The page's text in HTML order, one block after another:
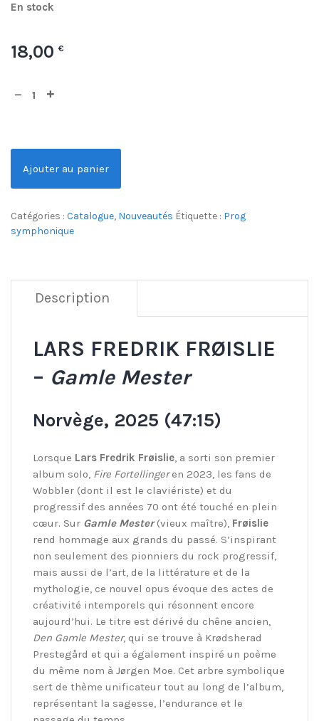
En stock
18,00 €
Ajouter au panier
Catégories : Catalogue, Nouveautés Étiquette : Prog
symphonique
Description
LARS FREDRIK FRØISLIE
– Gamle Mester
Norvège, 2025 (47:15)
Lorsque Lars Fredrik Frøislie, a sorti son premier
album solo, Fire Fortellingeren 2023, les fans de
Wobbler (dont il est le claviériste) et du
progressif des années 70 ont été touché en plein
cœur. Sur Gamle Mester(vieux maître), Frøislie
rend hommage aux grands du passé. S’inspirant
non seulement des pionniers du rock progressif,
mais aussi de l’art, de la littérature et de la
mythologie, ce nouvel opus évoque des actes de
créativité intemporels qui résonnent encore
aujourd’hui. Le titre est dérivé du chêne ancien,
Den Gamle Mester, qui se trouve à Krødsherad
Prestegård et qui a également inspiré un poème
du même nom à Jørgen Moe. Cet arbre symbolique
sert de thème unificateur tout au long de l’album,
représentant la sagesse, l’endurance et le